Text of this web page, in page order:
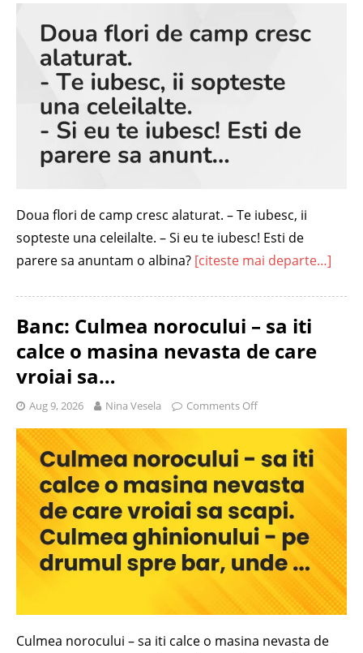
Doua flori de camp cresc alaturat. – Te iubesc, ii
sopteste una celeilalte. – Si eu te iubesc! Esti de
parere sa anuntam o albina? [citeste mai departe…]
Banc: Culmea norocului – sa iti
calce o masina nevasta de care
vroiai sa…
Aug 9, 2026 Nina Vesela Comments Off
Culmea norocului – sa iti calce o masina nevasta de